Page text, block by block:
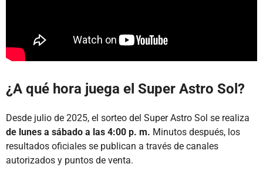
¿A qué hora juega el Super Astro Sol?
Desde julio de 2025, el sorteo del Super Astro Sol se realiza
de lunes a sábado a las 4:00 p. m. Minutos después, los
resultados oficiales se publican a través de canales
autorizados y puntos de venta.